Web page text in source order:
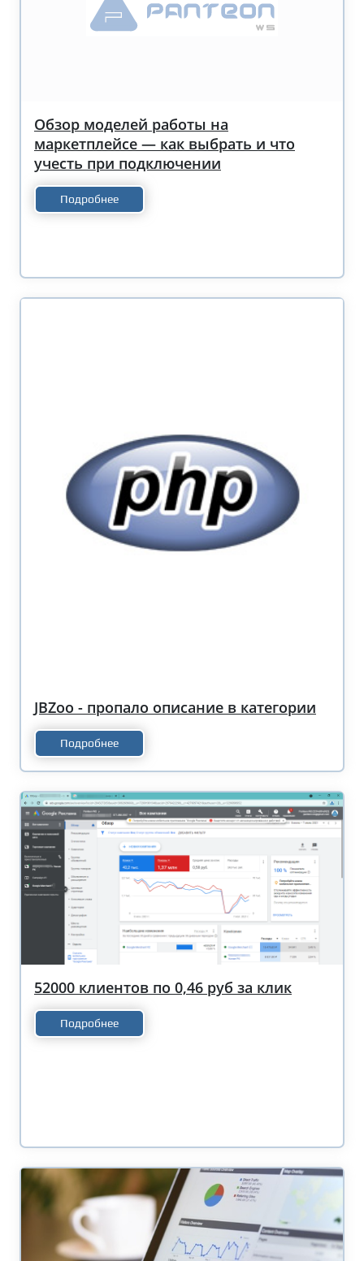
Обзор моделей работы на
маркетплейсе — как выбрать и что
учесть при подключении
Подробнее
JBZoo - пропало описание в категории
Подробнее
52000 клиентов по 0,46 руб за клик
Подробнее